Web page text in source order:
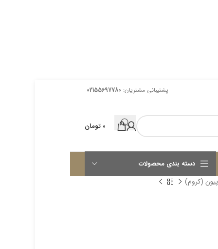
پشتیبانی مشتریان: 02155697780
0 تومان
دسته بندی محصولات
(کروم)